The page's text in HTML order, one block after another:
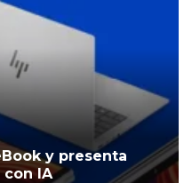
y presenta
IA